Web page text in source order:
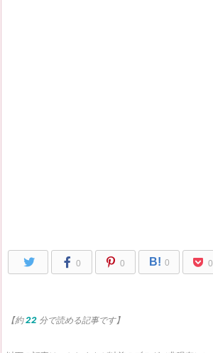
0 0 B! 0 0
【約22 分で読める記事です】